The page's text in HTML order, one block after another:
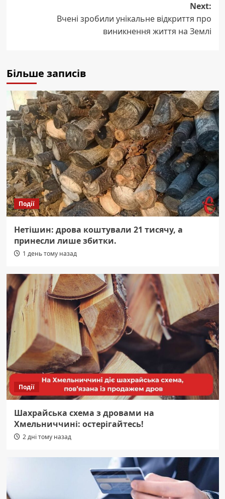
Next:
Вчені зробили унікальне відкриття про
виникнення життя на Землі
Більше записів
Події
Нетішин: дрова коштували 21 тисячу, а
принесли лише збитки.
1 день тому назад
Події
Шахрайська схема з дровами на
Хмельниччині: остерігайтесь!
2 дні тому назад